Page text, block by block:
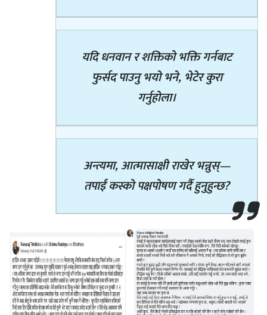
यदि धनवान र शक्तिको भक्ति गर्नबाट
फुर्सद पाउनु भयो भने, भेटेर कुरा
गर्नुहोला।
अन्त्यमा, आत्मासाक्षी राखेर भन्नुस्—
तपाईं कस्को पक्षपोषण गर्दै हुनुहुन्छ?